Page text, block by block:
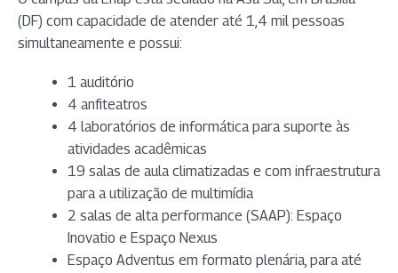
(DF) com capacidade de atender até 1,4 mil pessoas
simultaneamente e possui:
1 auditório
4 anfiteatros
4 laboratórios de informática para suporte às
atividades acadêmicas
19 salas de aula climatizadas e com infraestrutura
para a utilização de multimídia
2 salas de alta performance (SAAP): Espaço
Inovatio e Espaço Nexus
Espaço Adventus em formato plenária, para até